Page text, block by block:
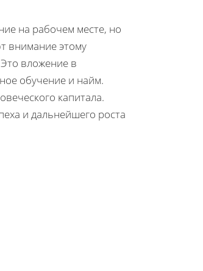
на рабочем месте, но
внимание этому
вложение в
обучение и найм.
капитала.
и дальнейшего роста